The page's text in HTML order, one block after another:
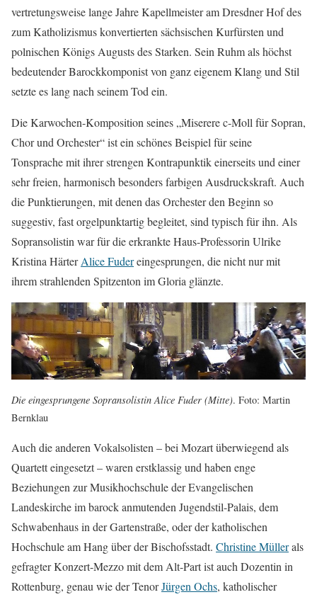
vertretungsweise lange Jahre Kapellmeister am Dresdner Hof des
zum Katholizismus konvertierten sächsischen Kurfürsten und
polnischen Königs Augusts des Starken. Sein Ruhm als höchst
bedeutender Barockkomponist von ganz eigenem Klang und Stil
setzte es lang nach seinem Tod ein.
Die Karwochen-Komposition seines „Miserere c-Moll für Sopran,
Chor und Orchester“ ist ein schönes Beispiel für seine
Tonsprache mit ihrer strengen Kontrapunktik einerseits und einer
sehr freien, harmonisch besonders farbigen Ausdruckskraft. Auch
die Punktierungen, mit denen das Orchester den Beginn so
suggestiv, fast orgelpunktartig begleitet, sind typisch für ihn. Als
Sopransolistin war für die erkrankte Haus-Professorin Ulrike
Kristina HärterAlice Fudereingesprungen, die nicht nur mit
ihrem strahlenden Spitzenton im Gloria glänzte.
Die eingesprungene Sopransolistin Alice Fuder (Mitte). Foto: Martin
Bernklau
Auch die anderen Vokalsolisten – bei Mozart überwiegend als
Quartett eingesetzt – waren erstklassig und haben enge
Beziehungen zur Musikhochschule der Evangelischen
Landeskirche im barock anmutenden Jugendstil-Palais, dem
Schwabenhaus in der Gartenstraße, oder der katholischen
Hochschule am Hang über der Bischofsstadt. Christine Müllerals
gefragter Konzert-Mezzo mit dem Alt-Part ist auch Dozentin in
Rottenburg, genau wie der TenorJürgen Ochs, katholischer